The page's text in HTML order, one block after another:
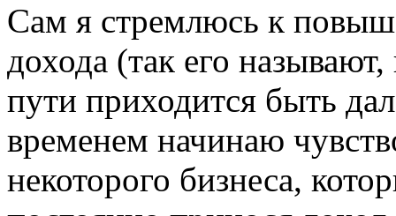
Сам я стремлюсь к
дохода (так его
пути приходится быть
временем начинаю
некоторого бизнеса,